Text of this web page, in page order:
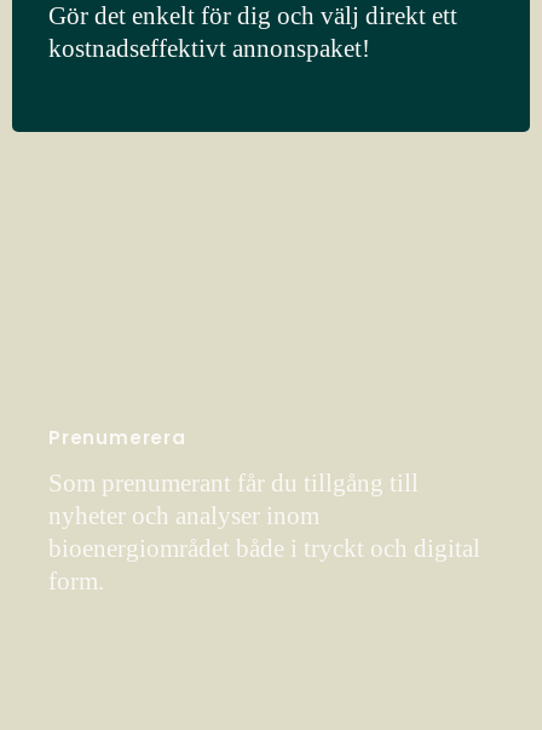
Gör det enkelt för dig och välj direkt ett
kostnadseffektivt annonspaket!
Prenumerera
Som prenumerant får du tillgång till
nyheter och analyser inom
bioenergiområdet både i tryckt och digital
form.